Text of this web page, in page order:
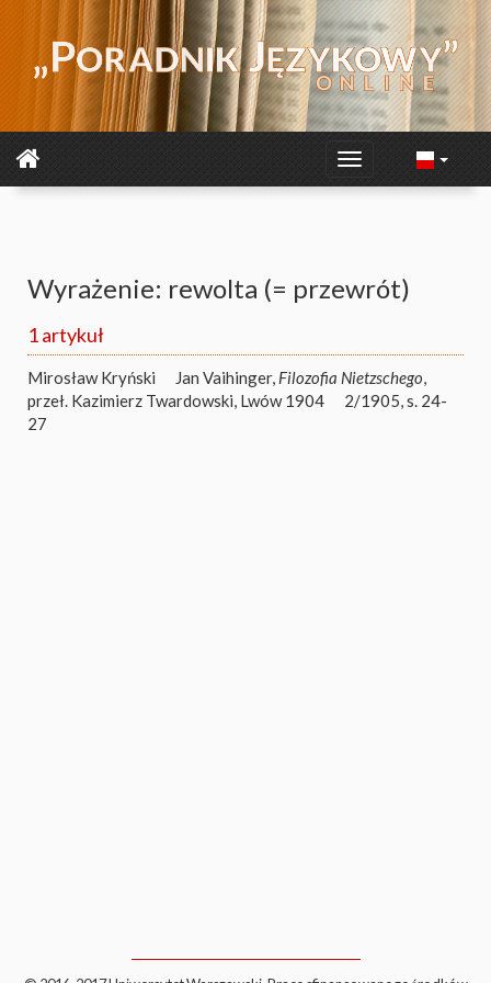
Wyrażenie: rewolta (= przewrót)
1 artykuł
Mirosław Kryński Jan Vaihinger, Filozofia Nietzschego,
przeł. Kazimierz Twardowski, Lwów 1904
2/1905, s. 24-
27